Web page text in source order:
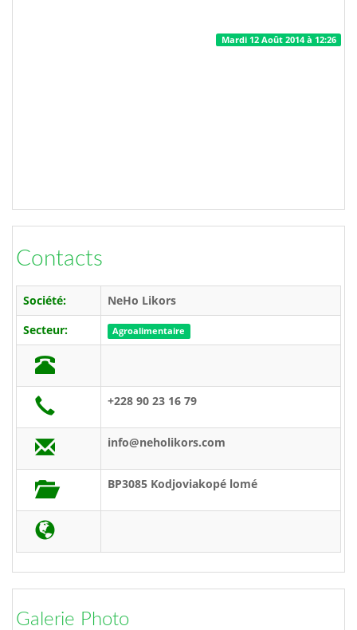
Mardi 12 Août 2014 à 12:26
Contacts
Société:
NeHo Likors
Secteur:
Agroalimentaire
+228 90 23 16 79
info@neholikors.com
BP3085 Kodjoviakopé lomé
Galerie Photo